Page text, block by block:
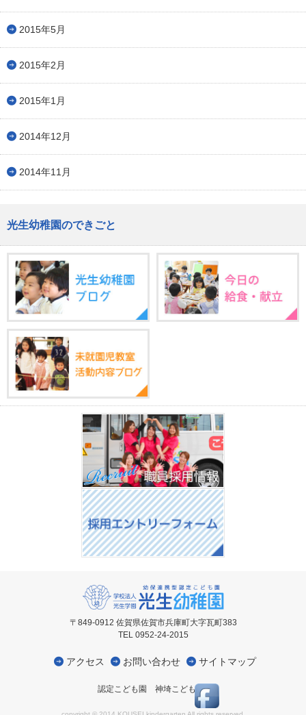
2015年5月
2015年2月
2015年1月
2014年12月
2014年11月
光生幼稚園のできごと
〒849-0912 佐賀県佐賀市兵庫町大字瓦町383
TEL 0952-24-2015
アクセス お問い合わせ サイトマップ
認定こども園 神埼こども園